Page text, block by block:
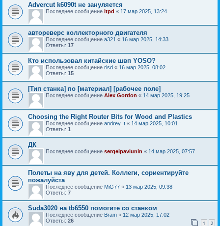
Advercut k6090t не зануляется
Последнее сообщение itpd « 17 мар 2025, 13:24
автореверс коллекторного двигателя
Последнее сообщение a321 « 16 мар 2025, 14:33
Ответы: 17
Кто использовал китайские швп YOSO?
Последнее сообщение risd « 16 мар 2025, 08:02
Ответы: 15
[Тип станка] по [материал] [рабочее поле]
Последнее сообщение Alex Gordon « 14 мар 2025, 19:25
Choosing the Right Router Bits for Wood and Plastics
Последнее сообщение andrey_t « 14 мар 2025, 10:01
Ответы: 1
ДК
Последнее сообщение sergeipavlunin « 14 мар 2025, 07:57
Полеты на яву для детей. Коллеги, сориентируйте
пожалуйста
Последнее сообщение MiG77 « 13 мар 2025, 09:38
Ответы: 7
Suda3020 на tb6550 помогите со станком
Последнее сообщение Bram « 12 мар 2025, 17:02
Ответы: 26 1 2